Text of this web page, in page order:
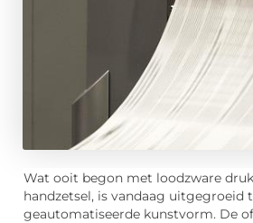
Wat ooit begon met loodzware
handzetsel, is vandaag uitgegroeid
geautomatiseerde kunstvorm. De